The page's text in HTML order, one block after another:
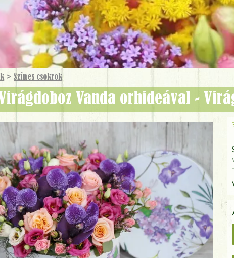
>Színes csokrok
Virágdoboz Vanda orhideával -